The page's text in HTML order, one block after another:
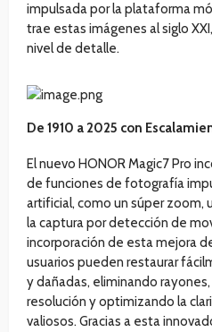
impulsada por la plataforma
trae estas imágenes al siglo
nivel de detalle.
De 1910 a 2025 con
El nuevo HONOR Magic7 Pro
de funciones de fotografía
artificial, como un súper
la captura por detección de
incorporación de esta mejora
usuarios pueden restaurar
y dañadas, eliminando
resolución y optimizando la
valiosos. Gracias a esta